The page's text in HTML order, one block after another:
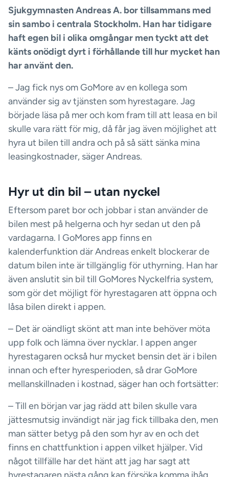
Sjukgymnasten Andreas A. bor tillsammans med
sin sambo i centrala Stockholm. Han har tidigare
haft egen bil i olika omgångar men tyckt att det
känts onödigt dyrt i förhållande till hur mycket han
har använt den.
– Jag fick nys om GoMore av en kollega som
använder sig av tjänsten som hyrestagare. Jag
började läsa på mer och kom fram till att leasa en bil
skulle vara rätt för mig, då får jag även möjlighet att
hyra ut bilen till andra och på så sätt sänka mina
leasingkostnader, säger Andreas.
Hyr ut din bil – utan nyckel
Eftersom paret bor och jobbar i stan använder de
bilen mest på helgerna och hyr sedan ut den på
vardagarna. I GoMores app finns en
kalenderfunktion där Andreas enkelt blockerar de
datum bilen inte är tillgänglig för uthyrning. Han har
även anslutit sin bil till GoMores Nyckelfria system,
som gör det möjligt för hyrestagaren att öppna och
låsa bilen direkt i appen.
– Det är oändligt skönt att man inte behöver möta
upp folk och lämna över nycklar. I appen anger
hyrestagaren också hur mycket bensin det är i bilen
innan och efter hyresperioden, så drar GoMore
mellanskillnaden i kostnad, säger han och fortsätter:
– Till en början var jag rädd att bilen skulle vara
jättesmutsig invändigt när jag fick tillbaka den, men
man sätter betyg på den som hyr av en och det
finns en chattfunktion i appen vilket hjälper. Vid
något tillfälle har det hänt att jag har sagt att